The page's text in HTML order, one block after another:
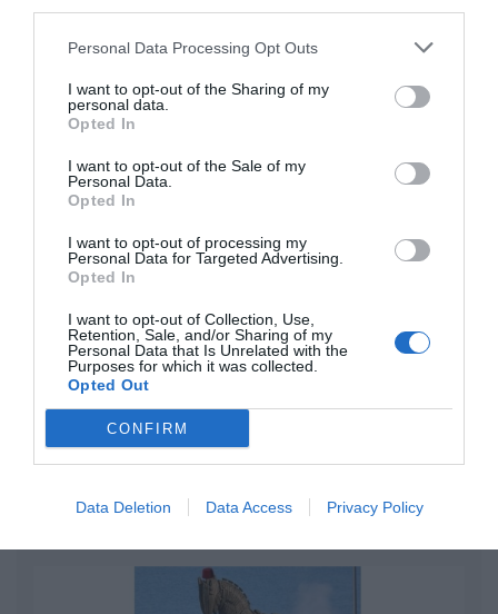
Personal Data Processing Opt Outs
I want to opt-out of the Sharing of my
personal data.
Opted In
I want to opt-out of the Sale of my
Personal Data.
Opted In
I want to opt-out of processing my
Personal Data for Targeted Advertising.
Opted In
I want to opt-out of Collection, Use,
Retention, Sale, and/or Sharing of my
Personal Data that Is Unrelated with the
Purposes for which it was collected.
Opted Out
CONFIRM
Data Deletion Data Access Privacy Policy
El IBEX 35 cerró la sesión del miércoles en
los 20.057 puntos, un nuevo récord
Eulogio López
Ceuta. Nuestra Señora de África:
convertir al musulmán
Eulogio López
No perdamos el norte: la
emigración es mala